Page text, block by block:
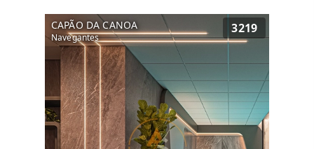
CAPÃO DA CANOA
Navegantes
3219